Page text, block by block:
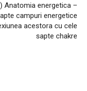
Anatomia energetica –
campuri energetice
acestora cu cele
sapte chakre